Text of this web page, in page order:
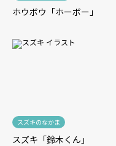
ホウボウ「ホーボー」
スズキのなかま
スズキ「鈴木くん」